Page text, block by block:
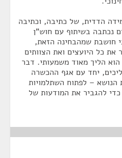
הדדית, של כתיבה, וכתיבה
נכתבה בשיתוף עם חוש"ן
חושבת שמהבחינה הזאת,
את כל היועצים ואת הצוותים
הוא הליך מאוד משמעותי. דבר
יחד עם אגף ההכשרה
– לפתוח השתלמויות
כדי להגביר את המודעות של